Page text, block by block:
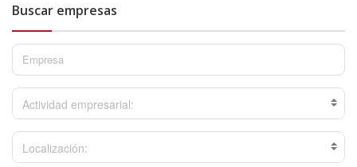
Buscar empresas
Actividad empresarial:
Localización: